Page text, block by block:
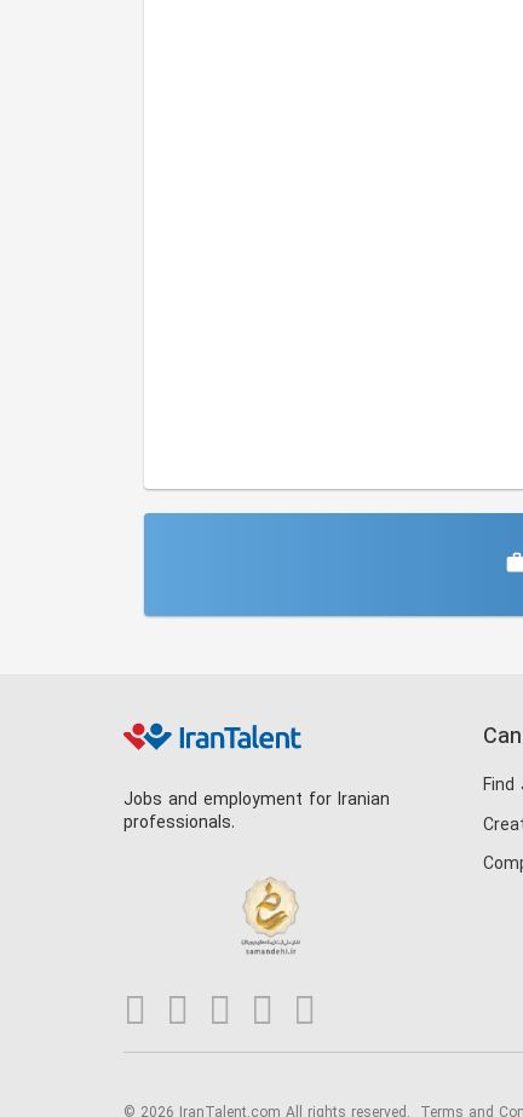
Jobs and employment for Iranian
professionals.
Find